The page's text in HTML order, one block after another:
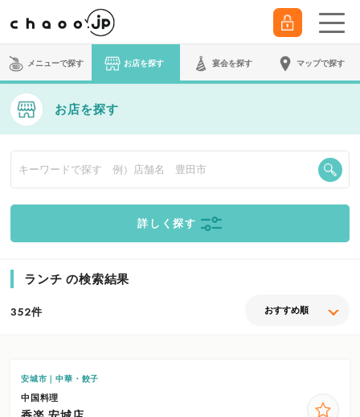
メニューで探す お店を探す 宴会を探す マップで探す
お店を探す
詳しく探す
ランチ の検索結果
352件
安城市｜中華・餃子
中国料理